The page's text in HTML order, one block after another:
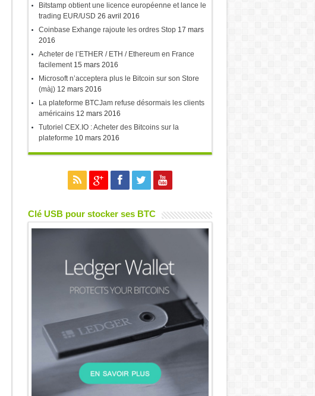
Bitstamp obtient une licence européenne et lance le
trading EUR/USD 26 avril 2016
Coinbase Exhange rajoute les ordres Stop 17 mars
2016
Acheter de l’ETHER / ETH / Ethereum en France
facilement 15 mars 2016
Microsoft n’acceptera plus le Bitcoin sur son Store
(màj) 12 mars 2016
La plateforme BTCJam refuse désormais les clients
américains 12 mars 2016
Tutoriel CEX.IO : Acheter des Bitcoins sur la
plateforme 10 mars 2016
Clé USB pour stocker ses BTC